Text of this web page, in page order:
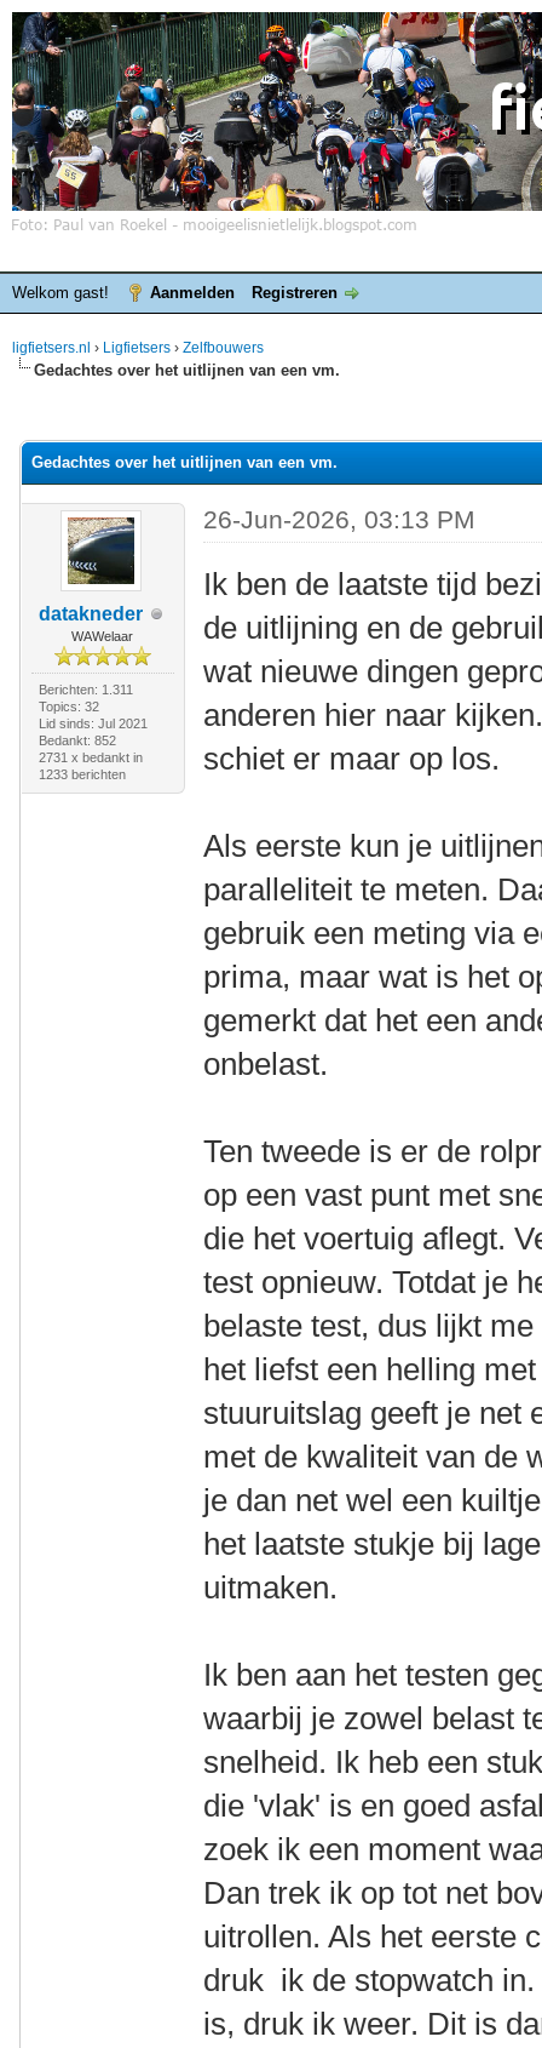
Welkom gast! Aanmelden Registreren
ligfietsers.nl › Ligfietsers › Zelfbouwers
Gedachtes over het uitlijnen van een vm.
Gedachtes over het uitlijnen van een vm.
datakneder
WAWelaar
Berichten: 1.311
Topics: 32
Lid sinds: Jul 2021
Bedankt: 852
2731 x bedankt in
1233 berichten
26-Jun-2026, 03:13 PM
Ik ben de laatste tijd
de uitlijning en de
wat nieuwe dingen
anderen hier naar
schiet er maar op los.
Als eerste kun je
paralleliteit te meten.
gebruik een meting via
prima, maar wat is het
gemerkt dat het een
onbelast.
Ten tweede is er de
op een vast punt met
die het voertuig aflegt.
test opnieuw. Totdat je
belaste test, dus lijkt
het liefst een helling
stuuruitslag geeft je net
met de kwaliteit van de
je dan net wel een
het laatste stukje bij
uitmaken.
Ik ben aan het testen
waarbij je zowel belast
snelheid. Ik heb een
die 'vlak' is en goed
zoek ik een moment
Dan trek ik op tot net
uitrollen. Als het eerste
druk ik de stopwatch
is, druk ik weer. Dit is